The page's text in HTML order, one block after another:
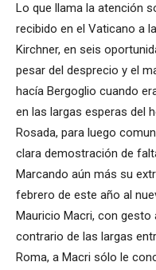
Lo que llama la atención
recibido en el Vaticano a
Kirchner, en seis
pesar del desprecio y el
hacía Bergoglio cuando
en las largas esperas del
Rosada, para luego
clara demostración de
Marcando aún más su
febrero de este año al
Mauricio Macri, con gesto
contrario de las largas
Roma, a Macri sólo le